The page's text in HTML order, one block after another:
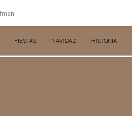
FIESTAS NAVIDAD HISTORIA